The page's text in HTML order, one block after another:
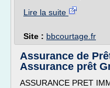
Lire la suite
Site : bbcourtage.fr
Assurance de
Assurance prêt
ASSURANCE PRET